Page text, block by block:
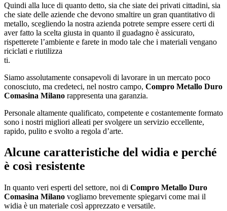
Quindi alla luce di quanto detto, sia che siate dei privati cittadini, sia
che siate delle aziende che devono smaltire un gran quantitativo di
metallo, scegliendo la nostra azienda potrete sempre essere certi di
aver fatto la scelta giusta in quanto il guadagno è assicurato,
rispetterete l’ambiente e farete in modo tale che i materiali vengano
riciclati e riutilizza
ti.
Siamo assolutamente consapevoli di lavorare in un mercato poco
conosciuto, ma credeteci, nel nostro campo, Compro Metallo Duro
Comasina Milano rappresenta una garanzia.
Personale altamente qualificato, competente e costantemente formato
sono i nostri migliori alleati per svolgere un servizio eccellente,
rapido, pulito e svolto a regola d’arte.
Alcune caratteristiche del widia e perché
è così resistente
In quanto veri esperti del settore, noi di Compro Metallo Duro
Comasina Milano vogliamo brevemente spiegarvi come mai il
widia è un materiale così apprezzato e versatile.